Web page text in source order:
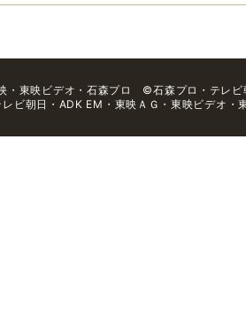
映ビデオ・石森プロ ©石森プロ・テレビ
ビ朝日・ADK EM・東映ＡＧ・東映ビデオ・